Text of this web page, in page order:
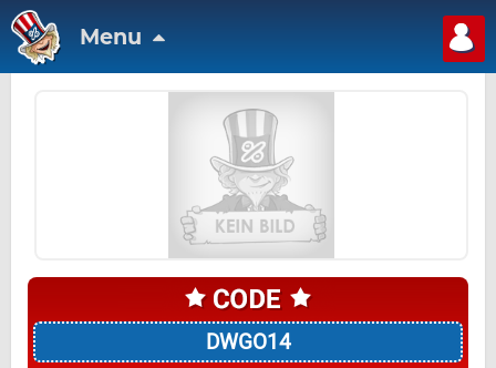
Menu
DWGO14